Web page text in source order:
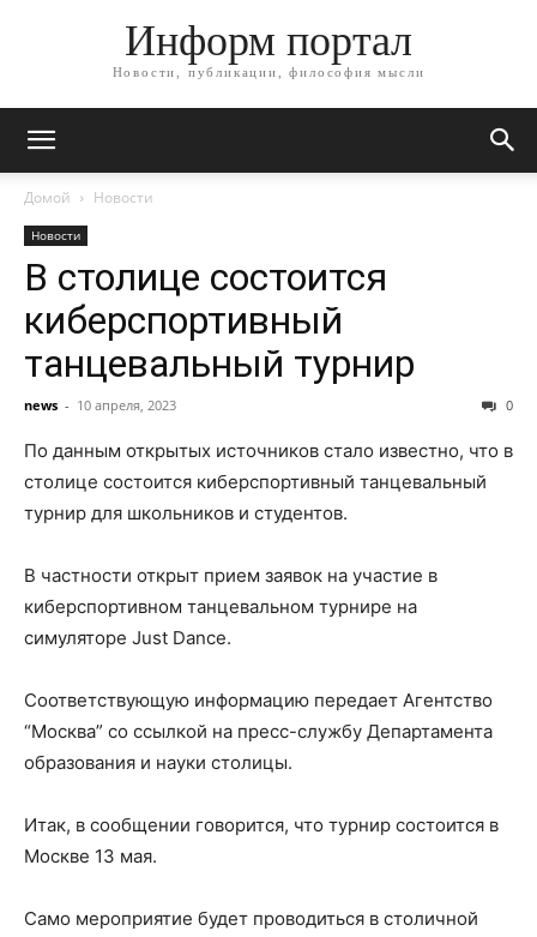
Информ портал
Новости, публикации, философия мысли
Домой Новости
Новости
В столице состоится
киберспортивный
танцевальный турнир
news - 10 апреля, 2023 0
По данным открытых источников стало известно, что в
столице состоится киберспортивный танцевальный
турнир для школьников и студентов.
В частности открыт прием заявок на участие в
киберспортивном танцевальном турнире на
симуляторе Just Dance.
Соответствующую информацию передает Агентство
“Москва” со ссылкой на пресс-службу Департамента
образования и науки столицы.
Итак, в сообщении говорится, что турнир состоится в
Москве 13 мая.
Само мероприятие будет проводиться в столичной